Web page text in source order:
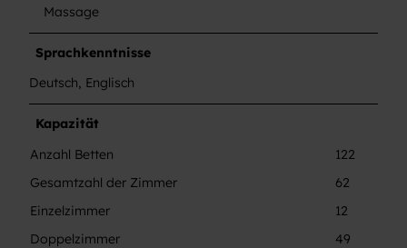
Massage
Sprachkenntnisse
Deutsch, Englisch
Kapazität
Anzahl Betten
122
Gesamtzahl der Zimmer
62
Einzelzimmer
12
Doppelzimmer
49